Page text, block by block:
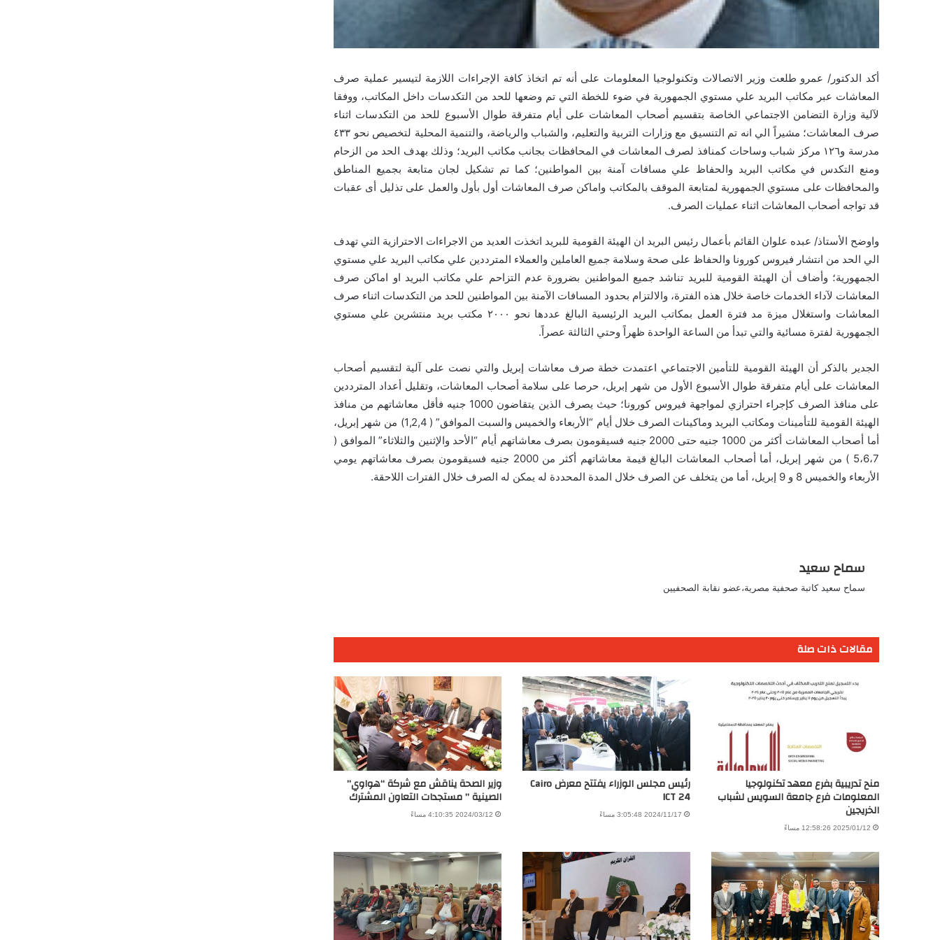
أكد الدكتور/ عمرو طلعت وزير الاتصالات وتكنولوجيا المعلومات على أنه تم اتخاذ كافة الإجراءات اللازمة لتيسير عملية صرف
المعاشات عبر مكاتب البريد علي مستوي الجمهورية في ضوء للخطة التي تم وضعها للحد من التكدسات داخل المكاتب، ووفقا
لآلية وزارة التضامن الاجتماعي الخاصة بتقسيم أصحاب المعاشات على أيام متفرقة طوال الأسبوع للحد من التكدسات اثناء
صرف المعاشات؛ مشيراً الي انه تم التنسيق مع وزارات التربية والتعليم، والشباب والرياضة، والتنمية المحلية لتخصيص نحو ٤٣٣
مدرسة و١٢٦ مركز شباب وساحات كمنافذ لصرف المعاشات في المحافظات بجانب مكاتب البريد؛ وذلك بهدف الحد من الزحام
ومنع التكدس في مكاتب البريد والحفاظ علي مسافات آمنة بين المواطنين؛ كما تم تشكيل لجان متابعة بجميع المناطق
والمحافظات على مستوي الجمهورية لمتابعة الموقف بالمكاتب واماكن صرف المعاشات أول بأول والعمل على تذليل أى عقبات
قد تواجه أصحاب المعاشات اثناء عمليات الصرف.
واوضح الأستاذ/ عبده علوان القائم بأعمال رئيس البريد ان الهيئة القومية للبريد اتخذت العديد من الاجراءات الاحترازية التي تهدف
الي الحد من انتشار فيروس كورونا والحفاظ على صحة وسلامة جميع العاملين والعملاء المترددين علي مكاتب البريد علي مستوي
الجمهورية؛ وأضاف أن الهيئة القومية للبريد تناشد جميع المواطنين بضرورة عدم التزاحم علي مكاتب البريد او اماكن صرف
المعاشات لآداء الخدمات خاصة خلال هذه الفترة، والالتزام بحدود المسافات الآمنة بين المواطنين للحد من التكدسات اثناء صرف
المعاشات واستغلال ميزة مد فترة العمل بمكاتب البريد الرئيسية البالغ عددها نحو ٢٠٠٠ مكتب بريد منتشرين علي مستوي
الجمهورية لفترة مسائية والتي تبدأ من الساعة الواحدة ظهراً وحتي الثالثة عصراً.
الجدير بالذكر أن الهيئة القومية للتأمين الاجتماعي اعتمدت خطة صرف معاشات إبريل والتي نصت على آلية لتقسيم أصحاب
المعاشات على أيام متفرقة طوال الأسبوع الأول من شهر إبريل، حرصا على سلامة أصحاب المعاشات، وتقليل أعداد المترددين
على منافذ الصرف كإجراء احترازي لمواجهة فيروس كورونا؛ حيث يصرف الذين يتقاضون 1000 جنيه فأقل معاشاتهم من منافذ
الهيئة القومية للتأمينات ومكاتب البريد وماكينات الصرف خلال أيام “الأربعاء والخميس والسبت الموافق” ( 1,2,4) من شهر إبريل،
أما أصحاب المعاشات أكثر من 1000 جنيه حتى 2000 جنيه فسيقومون بصرف معاشاتهم أيام “الأحد والإثنين والثلاثاء” الموافق (
5،6،7 ) من شهر إبريل، أما أصحاب المعاشات البالغ قيمة معاشاتهم أكثر من 2000 جنيه فسيقومون بصرف معاشاتهم يومي
الأربعاء والخميس 8 و 9 إبريل، أما من يتخلف عن الصرف خلال المدة المحددة له يمكن له الصرف خلال الفترات اللاحقة.
سماح سعيد
سماح سعيد كاتبة صحفية مصرية،عضو نقابة الصحفيين
مقالات ذات صلة
منح تدريبية بفرع معهد تكنولوجيا
المعلومات فرع جامعة السويس لشباب
الخريجين
2025/01/12 12:58:26 مساءً
رئيس مجلس الوزراء يفتتح معرض Cairo
ICT 24
2024/11/17 3:05:48 مساءً
وزير الصحة يناقش مع شركة “هواوي”
الصينية ” مستجدات التعاون المشترك
2024/03/12 4:10:35 مساءً